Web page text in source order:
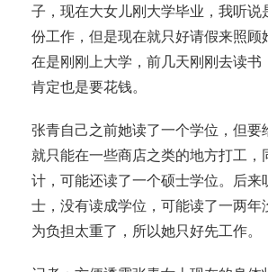
子，现在大女儿刚大学毕业，我听说
份工作，但是现在就只好请假来照顾
在是刚刚上大学，前几天刚刚去读书
肯定也是要花钱。
张青自己之前她读了一个学位，但要
就只能在一些商店之类的地方打工，
计，可能还读了一个硕士学位。后来
士，没有读成学位，可能读了一两年
为负担太重了，所以她只好先工作。